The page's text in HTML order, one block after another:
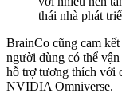
thái nhà phát
BrainCo cũng cam
người dùng có thể
hỗ trợ tương thích với
NVIDIA Omniverse.